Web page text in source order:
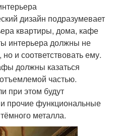
дизайн подразумевает
квартиры, дома, кафе
интерьера должны не
и соответствовать ему.
должны казаться
частью.
при этом будут
и прочие функциональные
металла.